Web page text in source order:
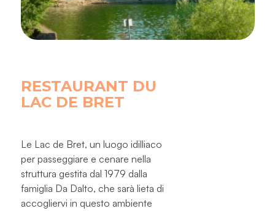
RESTAURANT DU
LAC DE BRET
Le Lac de Bret, un luogo idilliaco
per passeggiare e cenare nella
struttura gestita dal 1979 dalla
famiglia Da Dalto, che sarà lieta di
accogliervi in questo ambiente